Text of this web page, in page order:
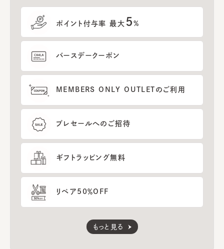
ポイント付与率 最大 5%
バースデークーポン
MEMBERS ONLY OUTLETのご利用
プレセールへのご招待
ギフトラッピング無料
リペア50％OFF
もっと見る